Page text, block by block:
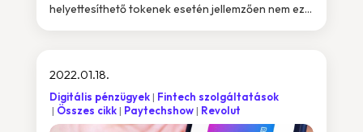
helyettesíthető tokenek esetén jellemzően nem ez...
2022.01.18.
Digitális pénzügyek
Fintech szolgáltatások
Összes cikk
Paytechshow Revolut